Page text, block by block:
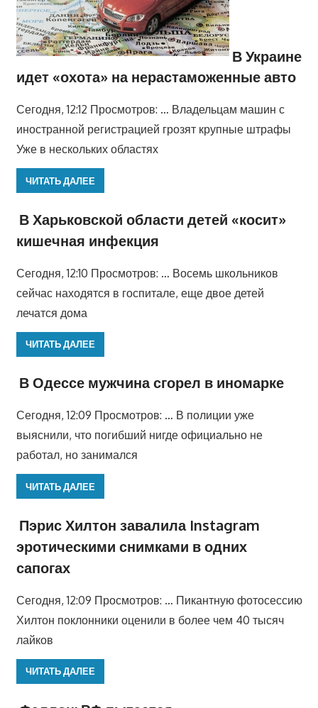
В Украине
идет «охота» на нерастаможенные авто
Сегодня, 12:12 Просмотров: … Владельцам машин с
иностранной регистрацией грозят крупные штрафы
Уже в нескольких областях
ЧИТАТЬ ДАЛЕЕ
В Харьковской области детей «косит»
кишечная инфекция
Сегодня, 12:10 Просмотров: … Восемь школьников
сейчас находятся в госпитале, еще двое детей
лечатся дома
ЧИТАТЬ ДАЛЕЕ
В Одессе мужчина сгорел в иномарке
Сегодня, 12:09 Просмотров: … В полиции уже
выяснили, что погибший нигде официально не
работал, но занимался
ЧИТАТЬ ДАЛЕЕ
Пэрис Хилтон завалила Instagram
эротическими снимками в одних
сапогах
Сегодня, 12:09 Просмотров: … Пикантную фотосессию
Хилтон поклонники оценили в более чем 40 тысяч
лайков
ЧИТАТЬ ДАЛЕЕ